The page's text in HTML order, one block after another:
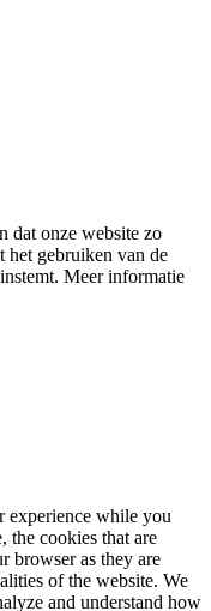
dat onze website zo
het gebruiken van de
Meer informatie
experience while you
the cookies that are
browser as they are
of the website. We
and understand how